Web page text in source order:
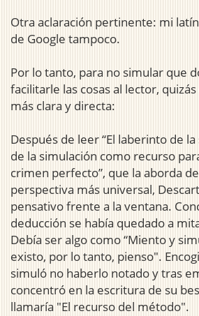
Otra aclaración pertinente: mi
de Google tampoco.
Por lo tanto, para no simular que
facilitarle las cosas al lector,
más clara y directa:
Después de leer “El laberinto de
de la simulación como recurso
crimen perfecto”, que la aborda
perspectiva más universal,
pensativo frente a la ventana.
deducción se había quedado a
Debía ser algo como “Miento y
existo, por lo tanto, pienso".
simuló no haberlo notado y tras
concentró en la escritura de su
llamaría "El recurso del método".